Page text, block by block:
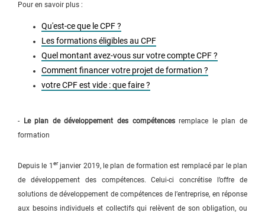
Pour en savoir plus :
Qu'est-ce que le CPF ?
Les formations éligibles au CPF
Quel montant avez-vous sur votre compte CPF ?
Comment financer votre projet de formation ?
votre CPF est vide : que faire ?
- Le plan de développement des compétencesremplace le plan de
formation
Depuis le 1 er janvier 2019, le plan de formation est remplacé par le plan
de développement des compétences. Celui-ci concrétise l’offre de
solutions de développement de compétences de l’entreprise, en réponse
aux besoins individuels et collectifs qui relèvent de son obligation, ou